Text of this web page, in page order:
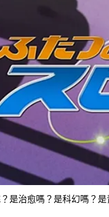
是治愈嗎？是科幻嗎？是